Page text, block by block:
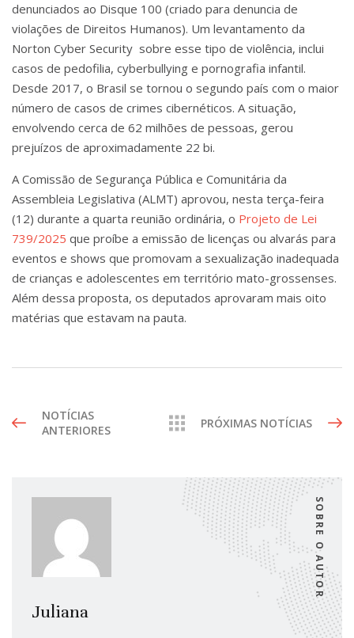
denunciados ao Disque 100 (criado para denuncia de
violações de Direitos Humanos). Um levantamento da
Norton Cyber Security sobre esse tipo de violência, inclui
casos de pedofilia, cyberbullying e pornografia infantil.
Desde 2017, o Brasil se tornou o segundo país com o maior
número de casos de crimes cibernéticos. A situação,
envolvendo cerca de 62 milhões de pessoas, gerou
prejuízos de aproximadamente 22 bi.
A Comissão de Segurança Pública e Comunitária da
Assembleia Legislativa (ALMT) aprovou, nesta terça-feira
(12) durante a quarta reunião ordinária, o Projeto de Lei
739/2025 que proíbe a emissão de licenças ou alvarás para
eventos e shows que promovam a sexualização inadequada
de crianças e adolescentes em território mato-grossenses.
Além dessa proposta, os deputados aprovaram mais oito
matérias que estavam na pauta.
NOTÍCIAS
ANTERIORES
PRÓXIMAS NOTÍCIAS
SOBRE O AUTOR
Juliana